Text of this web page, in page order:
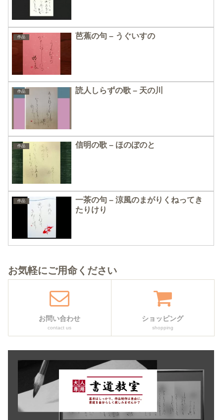
作品 芭蕉の句 – うぐいすの
作品 読人しらずの歌 – 天の川
作品 信明の歌 – ほのぼのと
作品
一茶の句 – 涼風のまがりくねってき
たりけり
お気軽にご用命ください
お問い合わせ
contact us
ショッピング
shopping